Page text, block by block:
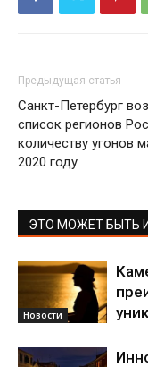
Предыдущая статья
Санкт-Петербург
список регионов
количеству угонов
2020 году
ЭТО МОЖЕТ БЫТЬ
Новости